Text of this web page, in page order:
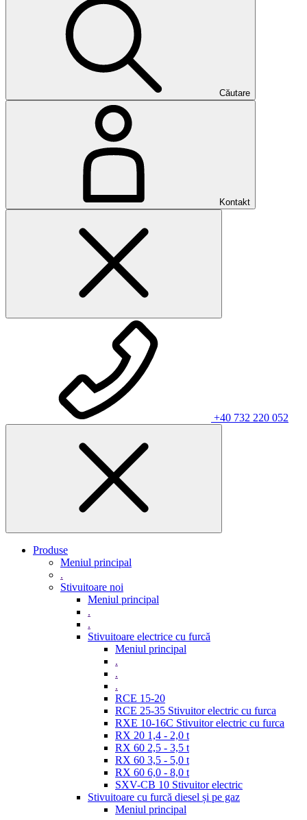
Căutare
Kontakt
+40 732 220 052
Produse
Meniul principal
.
Stivuitoare noi
Meniul principal
.
.
Stivuitoare electrice cu furcă
Meniul principal
.
.
.
RCE 15-20
RCE 25-35 Stivuitor electric cu furca
RXE 10-16C Stivuitor electric cu furca
RX 20 1,4 - 2,0 t
RX 60 2,5 - 3,5 t
RX 60 3,5 - 5,0 t
RX 60 6,0 - 8,0 t
SXV-CB 10 Stivuitor electric
Stivuitoare cu furcă diesel și pe gaz
Meniul principal